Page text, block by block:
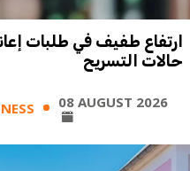
ارتفاع طفيف في طلبات
حالات التسريح
08 AUGUST 2026